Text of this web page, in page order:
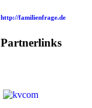
http://familienfrage.de
Partnerlinks